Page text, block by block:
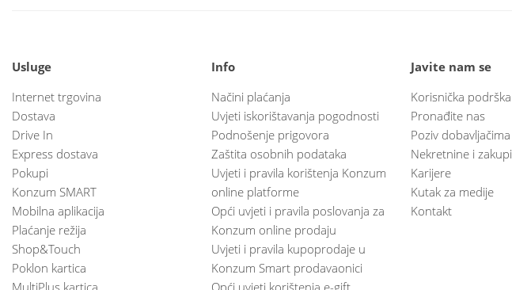
Usluge
Internet trgovina
Dostava
Drive In
Express dostava
Pokupi
Konzum SMART
Mobilna aplikacija
Plaćanje režija
Shop&Touch
Poklon kartica
MultiPlus kartica
Info
Načini plaćanja
Uvjeti iskorištavanja pogodnosti
Podnošenje prigovora
Zaštita osobnih podataka
Uvjeti i pravila korištenja Konzum
online platforme
Opći uvjeti i pravila poslovanja za
Konzum online prodaju
Uvjeti i pravila kupoprodaje u
Konzum Smart prodavaonici
Opći uvjeti korištenja e-gift
Javite nam se
Korisnička podrška
Pronađite nas
Poziv dobavljačima
Nekretnine i zakupi
Karijere
Kutak za medije
Kontakt